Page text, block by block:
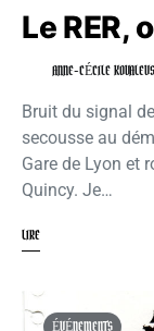
Le RER,
ANNE-CÉCILE
Bruit du signal
secousse au
Gare de Lyon et
Quincy. Je…
LIRE